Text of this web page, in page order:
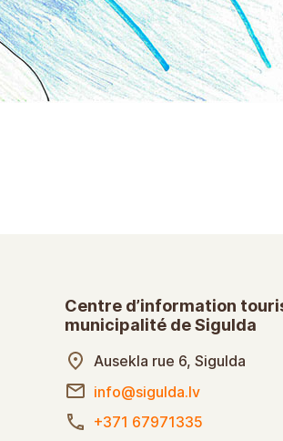
Centre d’information
municipalité de Sigulda
Ausekla rue 6, Sigulda
info@sigulda.lv
+371 67971335